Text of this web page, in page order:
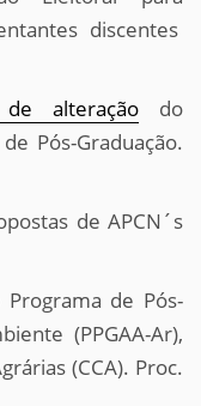
discentes
alteração do
Pós-Graduação.
de APCN´s
Programa de Pós-
(PPGAA-Ar),
(CCA). Proc.